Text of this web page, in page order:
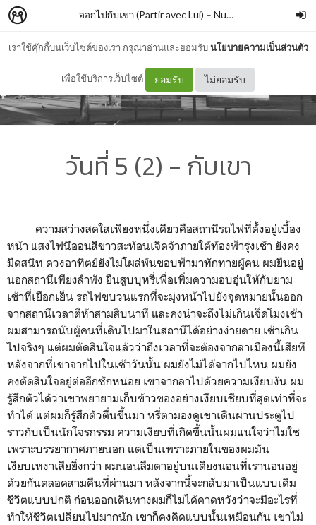
เราใช้คุ๊กกี้บนเว็บไซต์ของเรา กรุณาอ่านและยอมรับนโยบายความเป็นส่วนตัว
เพื่อใช้บริการเว็บไซต์ ยอมรับ ไม่ยอมรับ
ออกไปกับเขา (Partir avec Lui) – NuttyyttuN
วันที่ 5 (2) - กับเขา
ความสว่างสดใสเพียงหนึ่งเดียวคือสถานีรถไฟที่ตั้งอยู่เบื้อง
หน้า แสงไฟนีออนสีขาวสะท้อนเจิดจ้าภายใต้ท้องฟ้ารุ่งเช้า ยังคง
มืดสนิท ดวงอาทิตย์ยังไม่โผล่พ้นขอบฟ้ามาทักทายผู้คน ผมยืนอยู่
นอกสถานีเพียงลำพัง ยืนสูบบุหรี่เพื่อเพิ่มความอบอุ่นให้กับยาม
เช้าที่เยือกเย็น รถไฟขบวนแรกที่จะมุ่งหน้าไปยังจุดหมายนั้นออก
จากสถานีเวลาตีห้าสามสิบนาที และคงน่าจะถึงไม่เกินเจ็ดโมงเช้า
ผมสามารถนับผู้คนที่เดินไปมาในสถานีได้อย่างง่ายดาย เช้าเกิน
ไปจริงๆ แต่ผมตัดสินใจแล้วว่าถึงเวลาที่จะต้องจากลาเมืองนี้เสียที
หลังจากที่เขาจากไปในเช้าวันนั้น ผมยังไม่ได้จากไปไหน ผมยัง
คงตัดสินใจอยู่ต่ออีกซักหน่อย เขาจากลาไปด้วยความเงียบงัน ผม
รู้สึกตัวได้ว่าเขาพยายามเก็บข้าวของอย่างเงียบเชียบที่สุดเท่าที่จะ
ทำได้ แต่ผมก็รู้สึกตัวตื่นขึ้นมา หรี่ตามองดูเขาเดินผ่านประตูไป
ราวกับเป็นนักโจรกรรม ความเงียบที่เกิดขึ้นนั้นผมแน่ใจว่าไม่ใช่
เพราะบรรยากาศภายนอก แต่เป็นเพราะภายในของผมมัน
เงียบเหงาเสียยิ่งกว่า ผมนอนลืมตาอยู่บนเตียงนอนที่เรานอนอยู่
ด้วยกันตลอดสามคืนที่ผ่านมา หลังจากนี้จะกลับมาเป็นแบบเดิม
ชีวิตแบบปกติ ก่อนออกเดินทางผมก็ไม่ได้คาดหวังว่าจะมีอะไรที่
ทำให้ชีวิตเปลี่ยนไปมากนัก เขาก็คงคิดแบบนั้นเหมือนกัน เขาไม่